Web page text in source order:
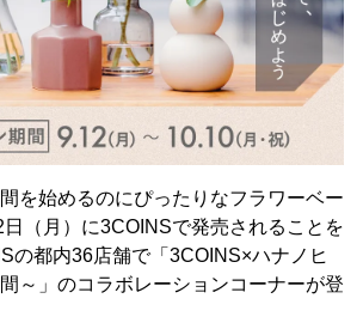
を始めるのにぴったりなフラワーベー
（月）に3COINSで発売されることを
の都内36店舗で「3COINS×ハナノヒ
～」のコラボレーションコーナーが登